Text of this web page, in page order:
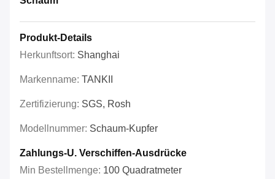
Produkt-Details
Herkunftsort: Shanghai
Markenname: TANKII
Zertifizierung: SGS, Rosh
Modellnummer: Schaum-Kupfer
Zahlungs-U. Verschiffen-Ausdrücke
Min Bestellmenge: 100 Quadratmeter